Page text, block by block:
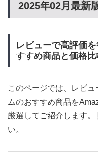
2025年02月最新
レビューで高評価
すすめ商品と価格比
このページでは、レビ
ムのおすすめ商品を
厳選してご紹介します。
い。